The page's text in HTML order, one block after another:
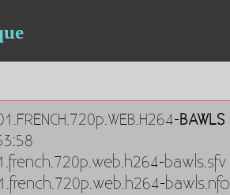
BAWLS
bawls.sfv
bawls.nfo